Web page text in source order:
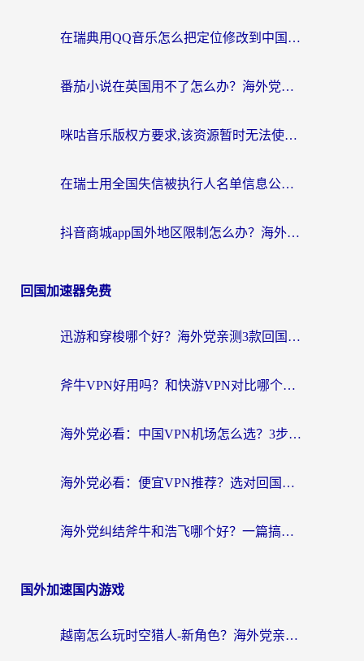
在瑞典用QQ音乐怎么把定位修改到中国国内？留学生亲测有效的回国加速方案
番茄小说在英国用不了怎么办？海外党亲测有效的回国加速解决方案
咪咕音乐版权方要求,该资源暂时无法使用？海外党这样解决听歌听书+看剧炒股难题
在瑞士用全国失信被执行人名单信息公布与查询地区限制怎么办？还能看欧洲杯直播和咪咕视频吗？
抖音商城app国外地区限制怎么办？海外党解锁国内内容的实用指南
回国加速器免费
迅游和穿梭哪个好？海外党亲测3款回国加速器+手游加速对比，附避坑指南
斧牛VPN好用吗？和快游VPN对比哪个回国效果更好？马来西亚留学生亲测分享
海外党必看：中国VPN机场怎么选？3步教你无缝访问国内资源（附避坑指南）
海外党必看：便宜VPN推荐？选对回国加速器才能无缝刷国内剧玩国服
海外党纠结斧牛和浩飞哪个好？一篇搞定回国加速器选择+无缝访问国内资源指南
国外加速国内游戏
越南怎么玩时空猎人-新角色？海外党亲测有效的国服游戏加速指南